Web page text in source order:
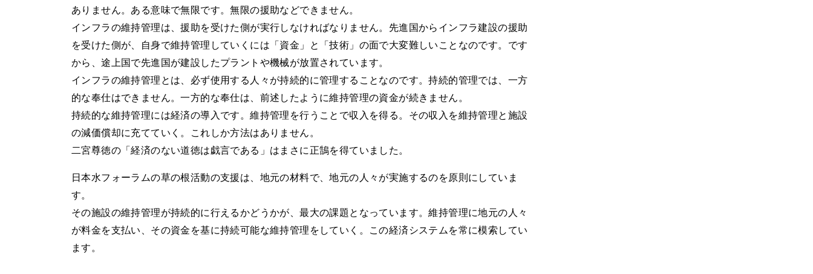
ありません。ある意味で無限です。無限の援助などできません。
インフラの維持管理は、援助を受けた側が実行しなければなりません。先進国からインフラ建設の援助
を受けた側が、自身で維持管理していくには「資金」と「技術」の面で大変難しいことなのです。です
から、途上国で先進国が建設したプラントや機械が放置されています。
インフラの維持管理とは、必ず使用する人々が持続的に管理することなのです。持続的管理では、一方
的な奉仕はできません。一方的な奉仕は、前述したように維持管理の資金が続きません。
持続的な維持管理には経済の導入です。維持管理を行うことで収入を得る。その収入を維持管理と施設
の減価償却に充てていく。これしか方法はありません。
二宮尊徳の「経済のない道徳は戯言である」はまさに正鵠を得ていました。
日本水フォーラムの草の根活動の支援は、地元の材料で、地元の人々が実施するのを原則にしていま
す。
その施設の維持管理が持続的に行えるかどうかが、最大の課題となっています。維持管理に地元の人々
が料金を支払い、その資金を基に持続可能な維持管理をしていく。この経済システムを常に模索してい
ます。